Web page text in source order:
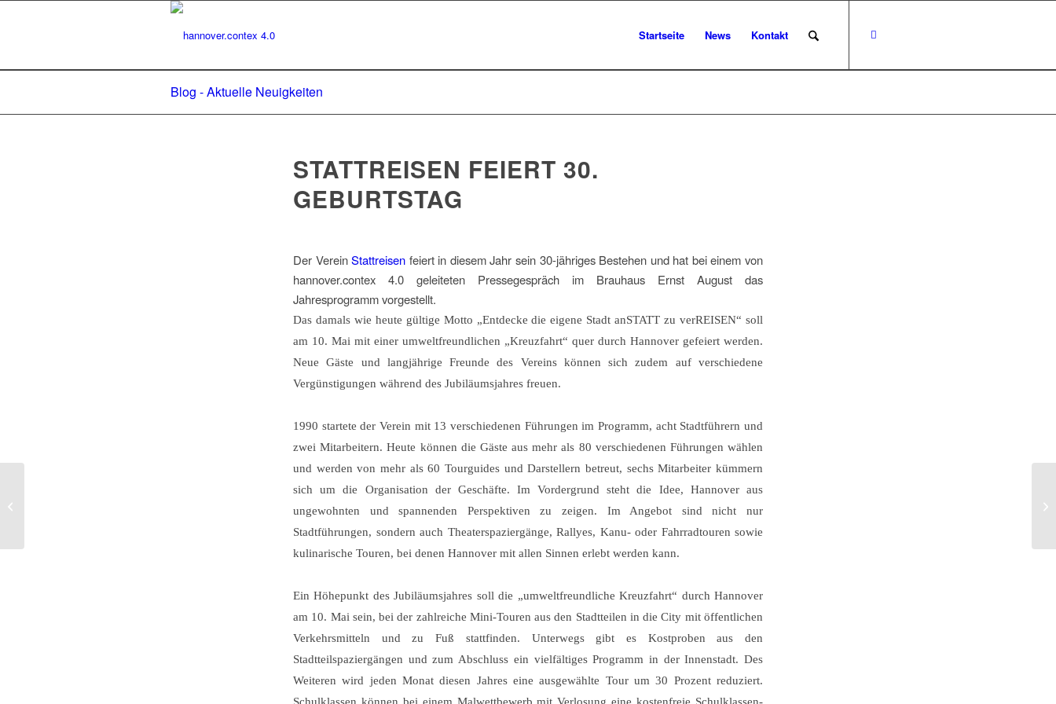
Startseite News Kontakt
Blog - Aktuelle Neuigkeiten
STATTREISEN FEIERT 30.
GEBURTSTAG
Der VereinStattreisen feiert in diesem Jahr sein 30-jähriges Bestehen und hat bei einem von
hannover.contex 4.0 geleiteten Pressegespräch im Brauhaus Ernst August das
Jahresprogramm vorgestellt.
Das damals wie heute gültige Motto „Entdecke die eigene Stadt anSTATT zu verREISEN“ soll
am 10. Mai mit einer umweltfreundlichen „Kreuzfahrt“ quer durch Hannover gefeiert werden.
Neue Gäste und langjährige Freunde des Vereins können sich zudem auf verschiedene
Vergünstigungen während des Jubiläumsjahres freuen.
1990 startete der Verein mit 13 verschiedenen Führungen im Programm, acht Stadtführern und
zwei Mitarbeitern. Heute können die Gäste aus mehr als 80 verschiedenen Führungen wählen
und werden von mehr als 60 Tourguides und Darstellern betreut, sechs Mitarbeiter kümmern
sich um die Organisation der Geschäfte. Im Vordergrund steht die Idee, Hannover aus
ungewohnten und spannenden Perspektiven zu zeigen. Im Angebot sind nicht nur
Stadtführungen, sondern auch Theaterspaziergänge, Rallyes, Kanu- oder Fahrradtouren sowie
kulinarische Touren, bei denen Hannover mit allen Sinnen erlebt werden kann.
Ein Höhepunkt des Jubiläumsjahres soll die „umweltfreundliche Kreuzfahrt“ durch Hannover
am 10. Mai sein, bei der zahlreiche Mini-Touren aus den Stadtteilen in die City mit öffentlichen
Verkehrsmitteln und zu Fuß stattfinden. Unterwegs gibt es Kostproben aus den
Stadtteilspaziergängen und zum Abschluss ein vielfältiges Programm in der Innenstadt. Des
Weiteren wird jeden Monat diesen Jahres eine ausgewählte Tour um 30 Prozent reduziert.